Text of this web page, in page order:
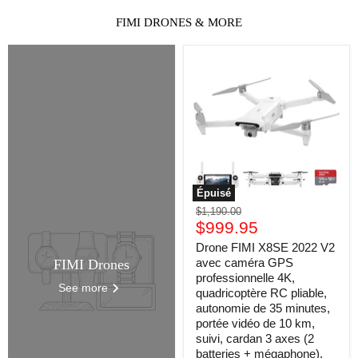
FIMI DRONES & MORE
FIMI Drones
See more
Épuisé
2022
V2
avec
caméra
professionnelle
4K,
quadricoptère
RC
pliable,
autonomie
de
35
minutes,
portée
vidéo
de
10
km,
suivi,
cardan
Prix
d'origine
$1,190.00
Prix
actuel
$999.95
Drone FIMI X8SE 2022 V2
avec caméra GPS
professionnelle 4K,
quadricoptère RC pliable,
autonomie de 35 minutes,
portée vidéo de 10 km,
suivi, cardan 3 axes (2
batteries + mégaphone),